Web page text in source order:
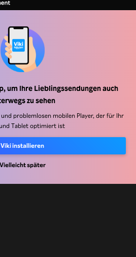
um Ihre Lieblingssendungen auch
zu sehen
und problemlosen mobilen Player, der für Ihr
Tablet optimiert ist
Viki installieren
Vielleicht später